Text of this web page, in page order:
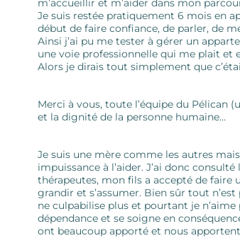
m’accueillir et m’aider dans mon
Je suis restée pratiquement 6 mois en
début de faire confiance, de parler, de
Ainsi j’ai pu me tester à gérer un
une voie professionnelle qui me plait et
Alors je dirais tout simplement que
Merci à vous, toute l’équipe du Pélican
et la dignité de la personne humaine…
Je suis une mère comme les autres
impuissance à l’aider. J’ai donc
thérapeutes, mon fils a accepté de faire
grandir et s’assumer. Bien sûr tout
ne culpabilise plus et pourtant je n’aime
dépendance et se soigne en
ont beaucoup apporté et nous